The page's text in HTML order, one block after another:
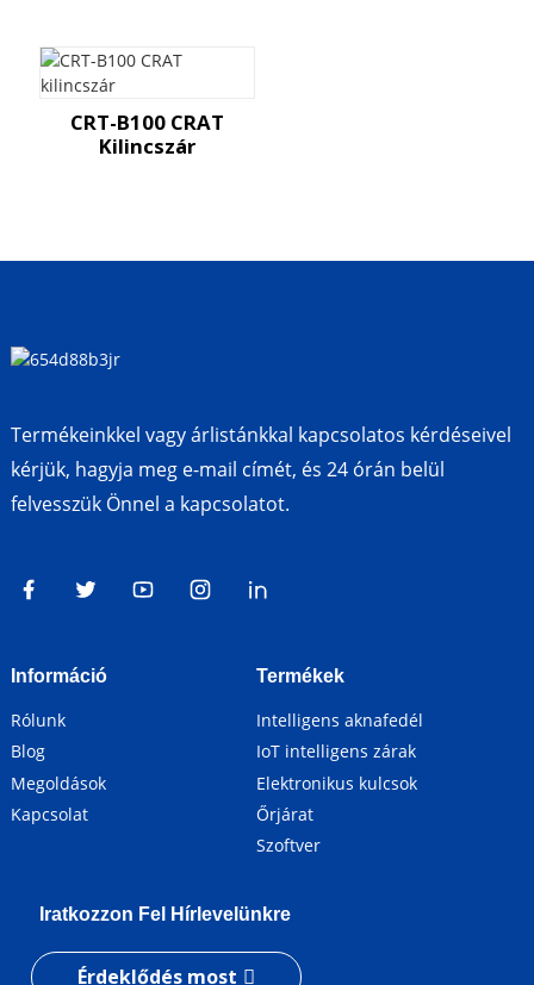
CRT-B100 CRAT
Kilincszár
Termékeinkkel vagy árlistánkkal kapcsolatos kérdéseivel
kérjük, hagyja meg e-mail címét, és 24 órán belül
felvesszük Önnel a kapcsolatot.
Információ
Rólunk
Blog
Megoldások
Kapcsolat
Termékek
Intelligens aknafedél
IoT intelligens zárak
Elektronikus kulcsok
Őrjárat
Szoftver
Iratkozzon Fel Hírlevelünkre
Érdeklődés most